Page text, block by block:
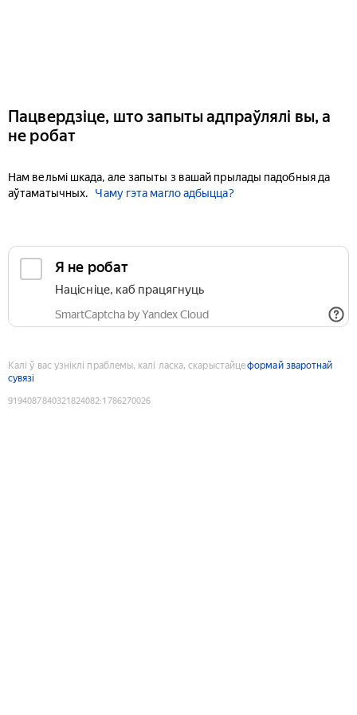
Пацвердзіце, што запыты адпраўлялі вы, а
не робат
Нам вельмі шкада, але запыты з вашай прылады падобныя да
аўтаматычных.
Чаму гэта магло адбыцца?
Я не робат
Націсніце, каб працягнуць
SmartCaptcha by Yandex Cloud
Калі ў вас узніклі праблемы, калі ласка, скарыстайцеформай зваротнай
сувязі
9194087840321824082:1786270026